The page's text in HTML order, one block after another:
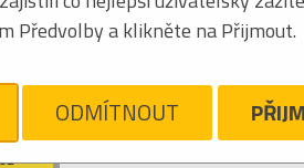
Je nám líto, ale pro daný žánr/kategorii
Předvolby a klikněte na Přijmout.
ODMÍTNOUT